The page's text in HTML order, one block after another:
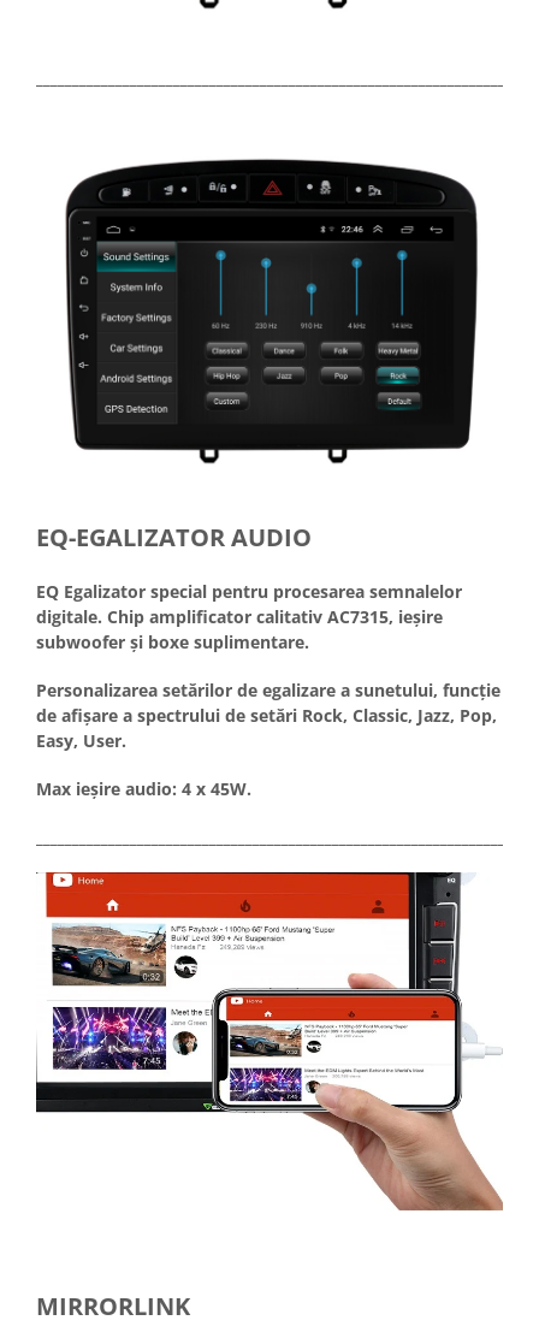
EQ-EGALIZATOR AUDIO
EQ Egalizator special pentru procesarea semnalelor
digitale. Chip amplificator calitativ AC7315, ieșire
subwoofer și boxe suplimentare.
Personalizarea setărilor de egalizare a sunetului, funcție
de afișare a spectrului de setări Rock, Classic, Jazz, Pop,
Easy, User.
Max ieșire audio: 4 x 45W.
MIRRORLINK